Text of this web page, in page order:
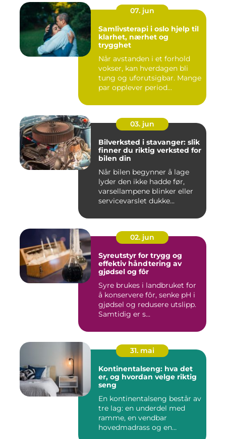
07. jun
Samlivsterapi i oslo hjelp til
klarhet, nærhet og
trygghet
Når avstanden i et forhold
vokser, kan hverdagen bli
tung og uforutsigbar. Mange
par opplever period...
03. jun
Bilverksted i stavanger: slik
finner du riktig verksted for
bilen din
Når bilen begynner å lage
lyder den ikke hadde før,
varsellampene blinker eller
servicevarslet dukke...
02. jun
Syreutstyr for trygg og
effektiv håndtering av
gjødsel og fôr
Syre brukes i landbruket for
å konservere fôr, senke pH i
gjødsel og redusere utslipp.
Samtidig er s...
31. mai
Kontinentalseng: hva det
er, og hvordan velge riktig
seng
En kontinentalseng består av
tre lag: en underdel med
ramme, en vendbar
hovedmadrass og en